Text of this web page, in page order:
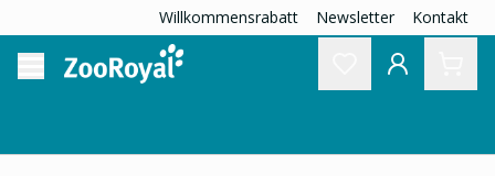
Willkommensrabatt Newsletter Kontakt